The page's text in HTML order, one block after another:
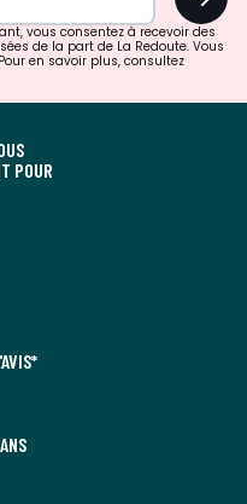
vous consentez à recevoir des
de la part de La Redoute. Vous
en savoir plus, consultez
POUR